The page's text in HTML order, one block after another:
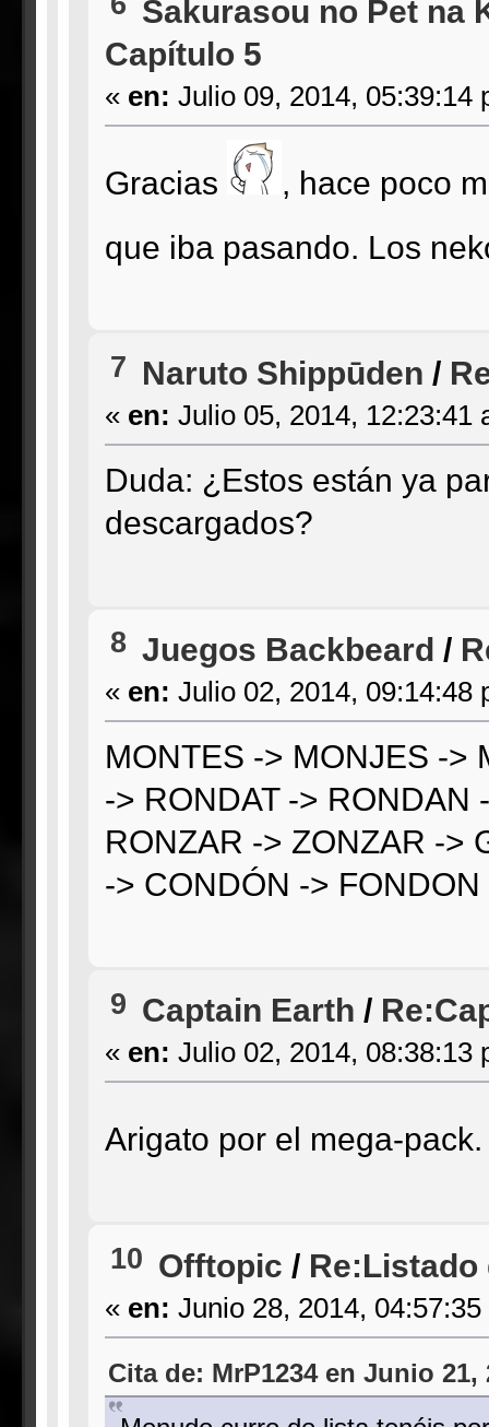
Sakurasou no Pet na
Capítulo 5
« en: Julio 09, 2014, 05:39:14
Gracias
, hace poco
que iba pasando. Los
7 Naruto Shippūden /
« en: Julio 05, 2014, 12:23:41
Duda: ¿Estos están ya
descargados?
8 Juegos Backbeard /
« en: Julio 02, 2014, 09:14:48
MONTES -> MONJES ->
-> RONDAT -> RONDAN
RONZAR -> ZONZAR ->
-> CONDÓN ->
9 Captain Earth /
« en: Julio 02, 2014, 08:38:13
Arigato por el mega-
10 Offtopic / Re:Listado
« en: Junio 28, 2014, 04:57:35
Cita de: MrP1234 en Junio 21,